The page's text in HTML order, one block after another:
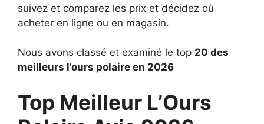
suivez et comparez les prix et décidez où
acheter en ligne ou en magasin.
Nous avons classé et examiné le top 20 des
meilleurs l’ours polaire en 2026
Top Meilleur L’Ours